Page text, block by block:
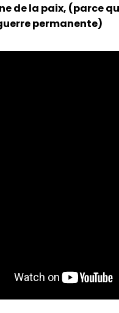
de la paix, (parce
permanente)